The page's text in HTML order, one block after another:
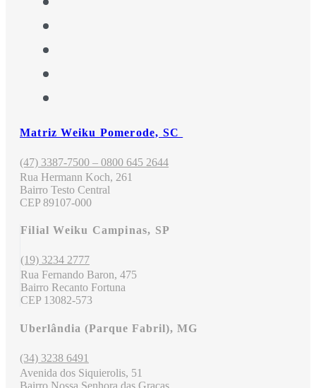
Matriz Weiku Pomerode, SC
(47) 3387-7500 – 0800 645 2644
Rua Hermann Koch, 261
Bairro Testo Central
CEP 89107-000
Filial Weiku Campinas, SP
(19) 3234 2777
Rua Fernando Baron, 475
Bairro Recanto Fortuna
CEP 13082-573
Uberlândia (Parque Fabril), MG
(34) 3238 6491
Avenida dos Siquierolis, 51
Bairro Nossa Senhora das Graças